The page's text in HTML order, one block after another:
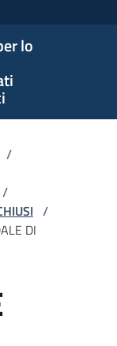
lo
/
/
/
DI